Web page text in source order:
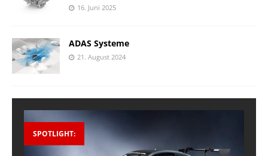
16. Juni 2025
ADAS Systeme
21. August 2024
SPOTLIGHT: